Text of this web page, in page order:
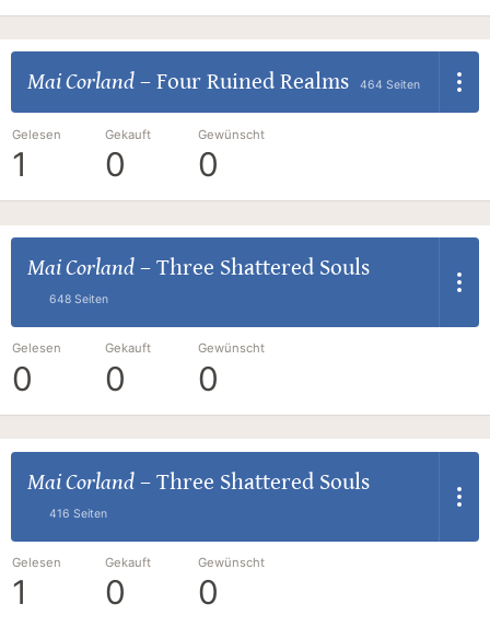
Mai Corland– Four Ruined Realms 464 Seiten
Gelesen
1
Gekauft
0
Gewünscht
0
Mai Corland– Three Shattered Souls
648 Seiten
Gelesen
0
Gekauft
0
Gewünscht
0
Mai Corland– Three Shattered Souls
416 Seiten
Gelesen
1
Gekauft
0
Gewünscht
0